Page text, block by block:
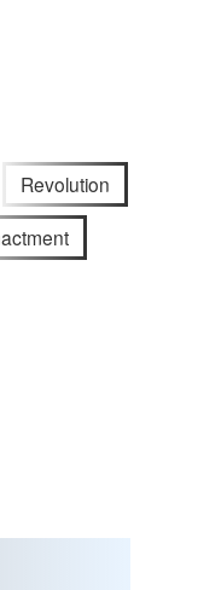
Revolution